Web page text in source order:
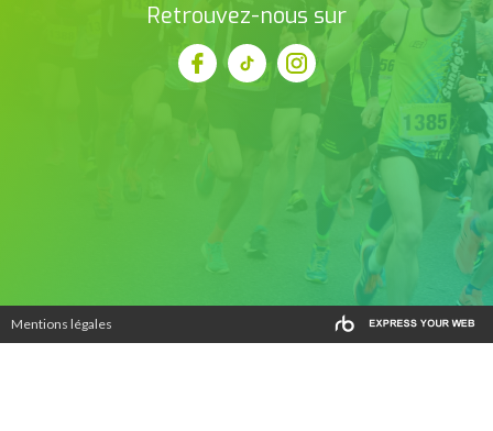
Retrouvez-nous sur
Mentions légales